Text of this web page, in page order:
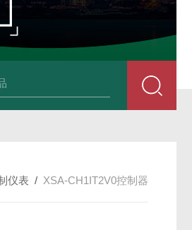
积算仪DIF-XSR32FC-
仪表 / XSA-CH1IT2V0控制器